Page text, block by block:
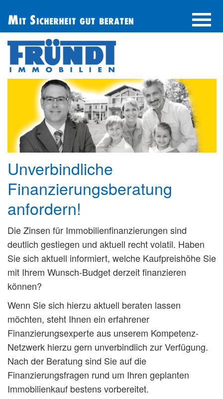
UNTERNEHMEN
IMMOBILIE FINDEN
IMMOBILIE ANBIETEN
BERATUNG
ÜBER UNS
SERVICE
Unverbindliche
Finanzierungsberatung
anfordern!
Die Zinsen für Immobilienfinanzierungen sind
deutlich gestiegen und aktuell recht volatil. Haben
Sie sich aktuell informiert, welche Kaufpreishöhe Sie
mit Ihrem Wunsch-Budget derzeit finanzieren
können?
Wenn Sie sich hierzu aktuell beraten lassen
möchten, steht Ihnen ein erfahrener
Finanzierungsexperte aus unserem Kompetenz-
Netzwerk hierzu gern unverbindlich zur Verfügung.
Nach der Beratung sind Sie auf die
Finanzierungsfragen rund um Ihren geplanten
Immobilienkauf bestens vorbereitet.